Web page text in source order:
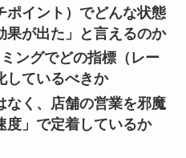
ポイント）でどんな状態
果が出た」と言えるのか
ングでどの指標（レー
しているべきか
なく、店舗の営業を邪魔
度」で定着しているか